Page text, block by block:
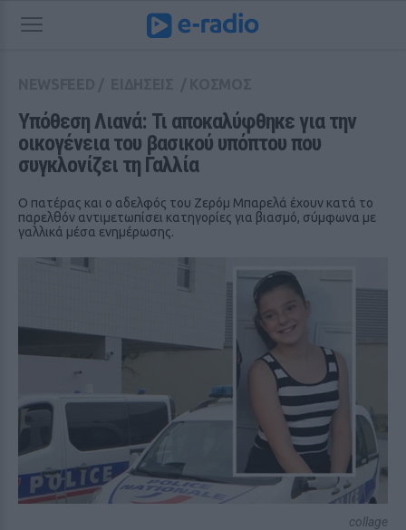
Υπόθεση Λιανά: Τι αποκαλύφθηκε για την
οικογένεια του βασικού υπόπτου που
συγκλονίζει τη Γαλλία
Ο πατέρας και ο αδελφός του Ζερόμ Μπαρελά έχουν κατά το
παρελθόν αντιμετωπίσει κατηγορίες για βιασμό, σύμφωνα με
γαλλικά μέσα ενημέρωσης.
collage